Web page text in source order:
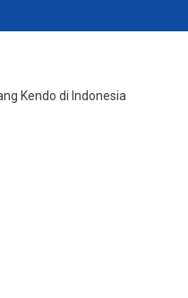
Kendo di Indonesia